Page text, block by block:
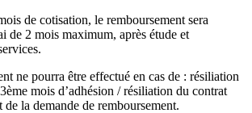
de cotisation, le remboursement sera
de 2 mois maximum, après étude et
ne pourra être effectué en cas de : résiliation
mois d’adhésion / résiliation du contrat
de la demande de remboursement.